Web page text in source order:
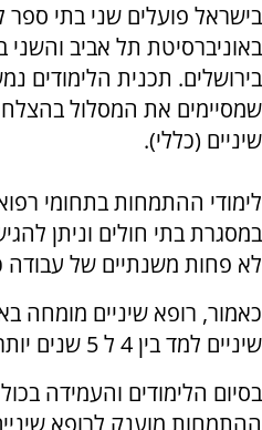
בישראל פועלים שני בתי ספר
באוניברסיטת תל אביב והשני
בירושלים. תכנית הלימודים
שמסיימים את המסלול
שיניים (כללי).
לימודי ההתמחות בתחומי
במסגרת בתי חולים וניתן
לא פחות משנתיים של עבודה
כאמור, רופא שיניים מומחה
שיניים למד בין 4 ל 5 שנים יותר מרופא שיניים כללי.
בסיום הלימודים והעמידה